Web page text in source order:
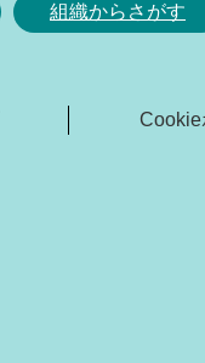
組織からさがす
Cookie